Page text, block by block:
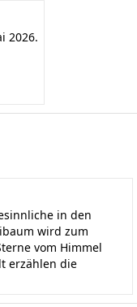
2026.
in den
wird zum
vom Himmel
erzählen die